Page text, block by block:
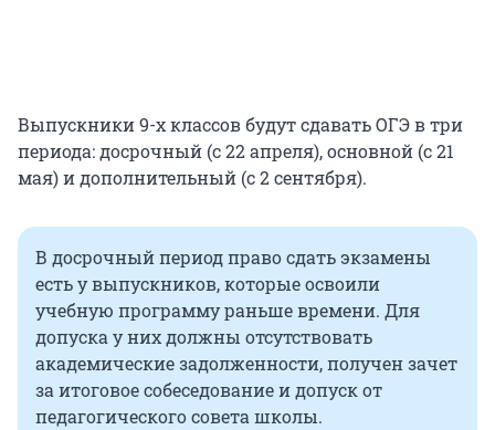
Выпускники 9-х классов будут сдавать ОГЭ в три
периода: досрочный (с 22 апреля), основной (с 21
мая) и дополнительный (с 2 сентября).
В досрочный период право сдать экзамены
есть у выпускников, которые освоили
учебную программу раньше времени. Для
допуска у них должны отсутствовать
академические задолженности, получен зачет
за итоговое собеседование и допуск от
педагогического совета школы.